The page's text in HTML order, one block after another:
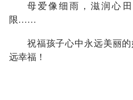
母爱像细雨，滋润心
限……
祝福孩子心中永远美丽
远幸福！